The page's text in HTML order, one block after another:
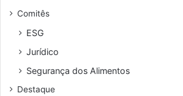
e
e
Comitês
ESG
Jurídico
Segurança dos Alimentos
Destaque